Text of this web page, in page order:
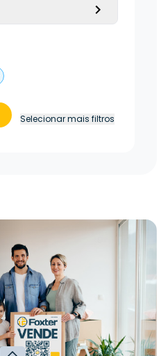
Selecionar mais filtros